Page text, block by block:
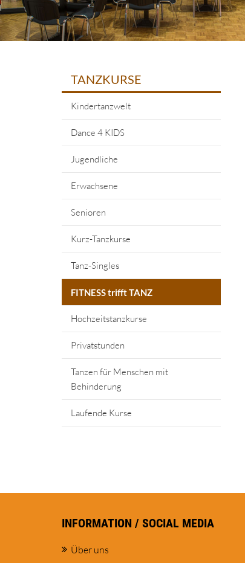
TANZKURSE
Kindertanzwelt
Dance 4 KIDS
Jugendliche
Erwachsene
Senioren
Kurz-Tanzkurse
Tanz-Singles
FITNESS trifft TANZ
Hochzeitstanzkurse
Privatstunden
Tanzen für Menschen mit
Behinderung
Laufende Kurse
INFORMATION / SOCIAL MEDIA
Über uns